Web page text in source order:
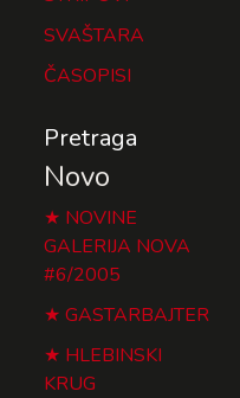
SVAŠTARA
ČASOPISI
Pretraga
Novo
NOVINE
GALERIJA NOVA
#6/2005
GASTARBAJTER
HLEBINSKI
KRUG